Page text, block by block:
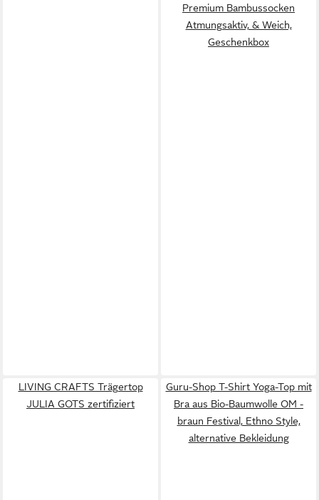
Premium Bambussocken
Atmungsaktiv, & Weich,
Geschenkbox
LIVING CRAFTS Trägertop
JULIA GOTS zertifiziert
Guru-Shop T-Shirt Yoga-Top mit
Bra aus Bio-Baumwolle OM -
braun Festival, Ethno Style,
alternative Bekleidung